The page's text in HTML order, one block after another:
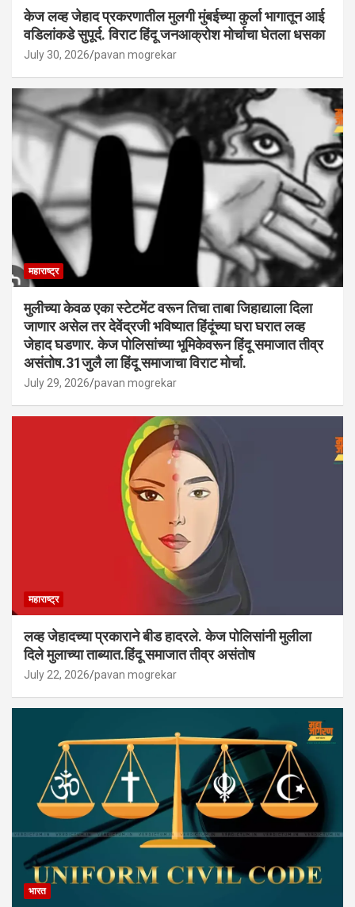
केज लव्ह जेहाद प्रकरणातील मुलगी मुंबईच्या कुर्ला भागातून आई
वडिलांकडे सुपूर्द. विराट हिंदू जनआक्रोश मोर्चाचा घेतला धसका
July 30, 2026 pavan mogrekar
महाराष्ट्र
मुलीच्या केवळ एका स्टेटमेंट वरून तिचा ताबा जिहाद्याला दिला
जाणार असेल तर देवेंद्रजी भविष्यात हिंदूंच्या घरा घरात लव्ह
जेहाद घडणार. केज पोलिसांच्या भूमिकेवरून हिंदू समाजात तीव्र
असंतोष.31जुलै ला हिंदू समाजाचा विराट मोर्चा.
July 29, 2026 pavan mogrekar
महाराष्ट्र
लव्ह जेहादच्या प्रकाराने बीड हादरले. केज पोलिसांनी मुलीला
दिले मुलाच्या ताब्यात.हिंदू समाजात तीव्र असंतोष
July 22, 2026 pavan mogrekar
भारत